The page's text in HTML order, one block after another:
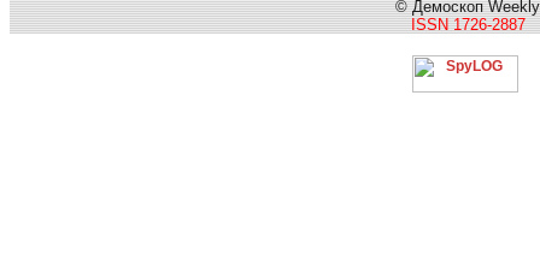
© Демоскоп Weekly
ISSN 1726-2887